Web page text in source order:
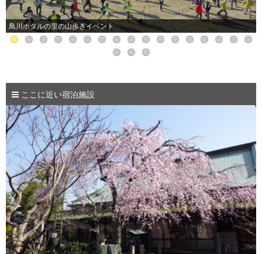
鳥川ホタルの里の山歩きイベント
ここに近い宿泊施設